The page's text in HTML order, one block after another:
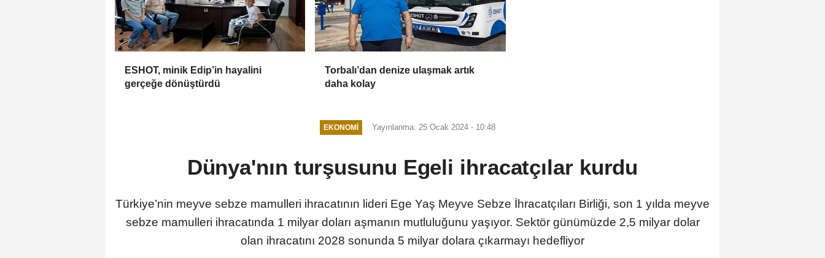
ESHOT, minik Edip’in hayalini
gerçeğe dönüştürdü
Torbalı’dan denize ulaşmak artık
daha kolay
EKONOMI Yayınlanma: 25 Ocak 2024 - 10:48
Dünya'nın turşusunu Egeli ihracatçılar kurdu
Türkiye’nin meyve sebze mamulleri ihracatının lideri Ege Yaş Meyve Sebze İhracatçıları Birliği, son 1 yılda meyve
sebze mamulleri ihracatında 1 milyar doları aşmanın mutluluğunu yaşıyor. Sektör günümüzde 2,5 milyar dolar
olan ihracatını 2028 sonunda 5 milyar dolara çıkarmayı hedefliyor